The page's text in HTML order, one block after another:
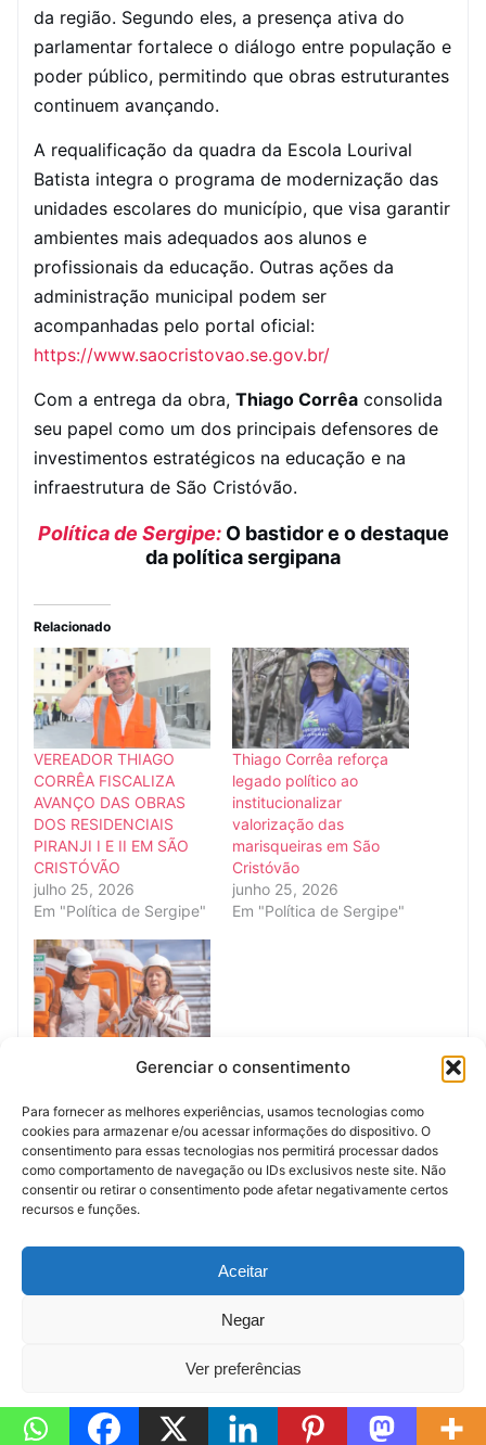
Gerenciar o consentimento
Para fornecer as melhores experiências, usamos tecnologias como
cookies para armazenar e/ou acessar informações do dispositivo. O
consentimento para essas tecnologias nos permitirá processar dados
como comportamento de navegação ou IDs exclusivos neste site. Não
consentir ou retirar o consentimento pode afetar negativamente certos
recursos e funções.
Aceitar
Negar
Ver preferências
Política de Cookies
da região. Segundo eles, a presença ativa do
parlamentar fortalece o diálogo entre população e
poder público, permitindo que obras estruturantes
continuem avançando.
A requalificação da quadra da Escola Lourival
Batista integra o programa de modernização das
unidades escolares do município, que visa garantir
ambientes mais adequados aos alunos e
profissionais da educação. Outras ações da
administração municipal podem ser
acompanhadas pelo portal oficial:
https://www.saocristovao.se.gov.br/
Com a entrega da obra, Thiago Corrêa consolida
seu papel como um dos principais defensores de
investimentos estratégicos na educação e na
infraestrutura de São Cristóvão.
Política de Sergipe: O bastidor e o destaque
da política sergipana
Relacionado
VEREADOR THIAGO
CORRÊA FISCALIZA
AVANÇO DAS OBRAS
DOS RESIDENCIAIS
PIRANJI I E II EM SÃO
CRISTÓVÃO
julho 25, 2026
Em "Política de Sergipe"
Thiago Corrêa reforça
legado político ao
institucionalizar
valorização das
marisqueiras em São
Cristóvão
junho 25, 2026
Em "Política de Sergipe"
Acelera Expansão da
Novas Unidades em
Aracaju
maio 20, 2026
Em "Notícias de
Sergipe"
© 2026 — Política de Sergipe